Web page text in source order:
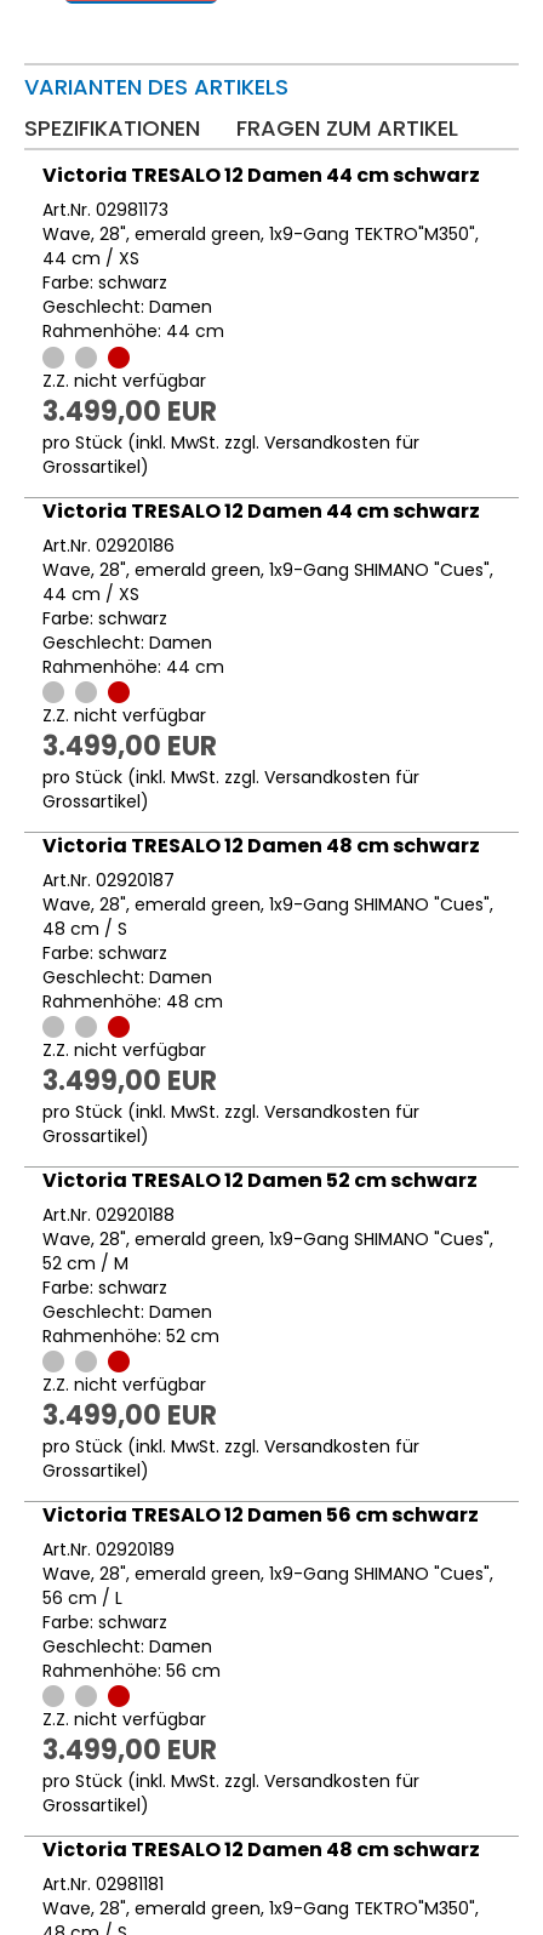
VARIANTEN DES ARTIKELS
SPEZIFIKATIONEN
FRAGEN ZUM ARTIKEL
Victoria TRESALO 12 Damen 44 cm schwarz
Art.Nr. 02981173
Wave, 28", emerald green, 1x9-Gang TEKTRO"M350",
44 cm / XS
Farbe: schwarz
Geschlecht: Damen
Rahmenhöhe: 44 cm
Z.Z. nicht verfügbar
3.499,00 EUR
pro Stück (inkl. MwSt. zzgl. Versandkosten für
Grossartikel)
Victoria TRESALO 12 Damen 44 cm schwarz
Art.Nr. 02920186
Wave, 28", emerald green, 1x9-Gang SHIMANO "Cues",
44 cm / XS
Farbe: schwarz
Geschlecht: Damen
Rahmenhöhe: 44 cm
Z.Z. nicht verfügbar
3.499,00 EUR
pro Stück (inkl. MwSt. zzgl. Versandkosten für
Grossartikel)
Victoria TRESALO 12 Damen 48 cm schwarz
Art.Nr. 02920187
Wave, 28", emerald green, 1x9-Gang SHIMANO "Cues",
48 cm / S
Farbe: schwarz
Geschlecht: Damen
Rahmenhöhe: 48 cm
Z.Z. nicht verfügbar
3.499,00 EUR
pro Stück (inkl. MwSt. zzgl. Versandkosten für
Grossartikel)
Victoria TRESALO 12 Damen 52 cm schwarz
Art.Nr. 02920188
Wave, 28", emerald green, 1x9-Gang SHIMANO "Cues",
52 cm / M
Farbe: schwarz
Geschlecht: Damen
Rahmenhöhe: 52 cm
Z.Z. nicht verfügbar
3.499,00 EUR
pro Stück (inkl. MwSt. zzgl. Versandkosten für
Grossartikel)
Victoria TRESALO 12 Damen 56 cm schwarz
Art.Nr. 02920189
Wave, 28", emerald green, 1x9-Gang SHIMANO "Cues",
56 cm / L
Farbe: schwarz
Geschlecht: Damen
Rahmenhöhe: 56 cm
Z.Z. nicht verfügbar
3.499,00 EUR
pro Stück (inkl. MwSt. zzgl. Versandkosten für
Grossartikel)
Victoria TRESALO 12 Damen 48 cm schwarz
Art.Nr. 02981181
Wave, 28", emerald green, 1x9-Gang TEKTRO"M350",